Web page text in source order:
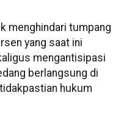
menghindari tumpang
yang saat ini
mengantisipasi
berlangsung di
hukum